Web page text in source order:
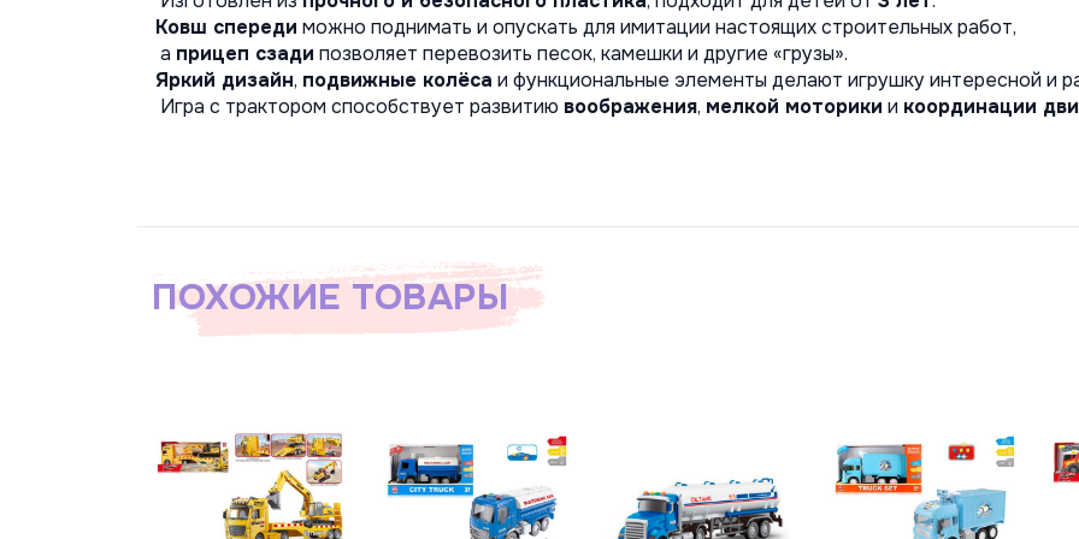
Ковш спереди можно поднимать и опускать для имитации настоящих строительных работ,
а прицеп сзади позволяет перевозить песок, камешки и другие «грузы».
Яркий дизайн, подвижные колёса и функциональные элементы делают игрушку интересной и
Игра с трактором способствует развитию воображения, мелкой моторики и координации
ПОХОЖИЕ ТОВАРЫ